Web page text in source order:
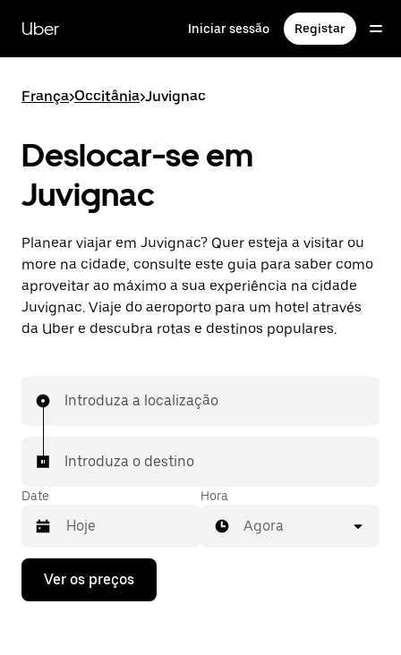
para
conteúdo
Uber Iniciar sessão Registar
França>Occitânia>Juvignac
Deslocar-se em
Juvignac
Planear viajar em Juvignac? Quer esteja a visitar ou
more na cidade, consulte este guia para saber como
aproveitar ao máximo a sua experiência na cidade
Juvignac. Viaje do aeroporto para um hotel através
da Uber e descubra rotas e destinos populares.
Introduza a localização
Introduza o destino
Date
Prima
tecla
Hora
Agora
Ver os preços